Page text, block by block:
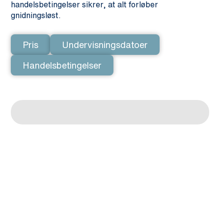
handelsbetingelser sikrer, at alt forløber
gnidningsløst.
Pris Undervisningsdatoer
Handelsbetingelser